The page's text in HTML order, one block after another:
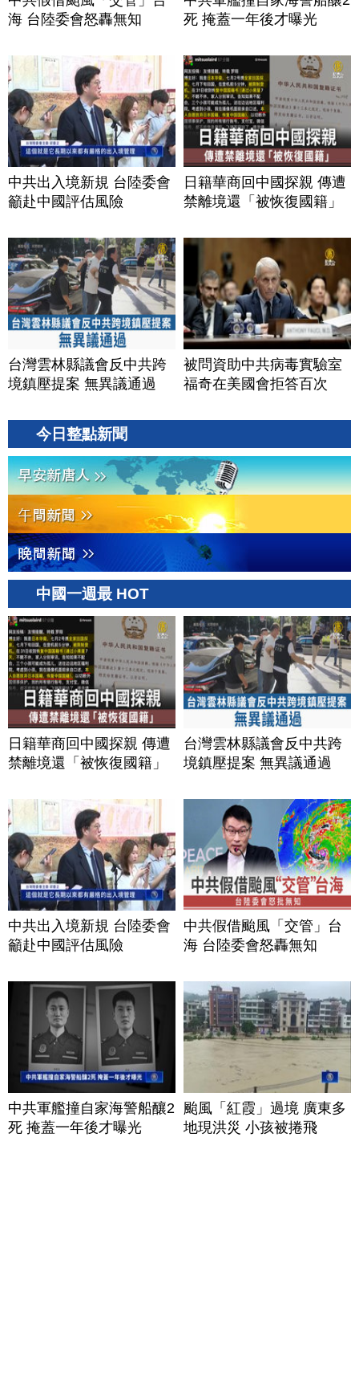
海 台陸委會怒轟無知
死 掩蓋一年後才曝光
中共出入境新規 台陸委會
籲赴中國評估風險
日籍華商回中國探親 傳遭
禁離境還「被恢復國籍」
台灣雲林縣議會反中共跨
境鎮壓提案 無異議通過
被問資助中共病毒實驗室
福奇在美國會拒答百次
今日整點新聞
中國一週最 HOT
日籍華商回中國探親 傳遭
禁離境還「被恢復國籍」
台灣雲林縣議會反中共跨
境鎮壓提案 無異議通過
中共出入境新規 台陸委會
籲赴中國評估風險
中共假借颱風「交管」台
海 台陸委會怒轟無知
中共軍艦撞自家海警船釀2
死 掩蓋一年後才曝光
颱風「紅霞」過境 廣東多
地現洪災 小孩被捲飛